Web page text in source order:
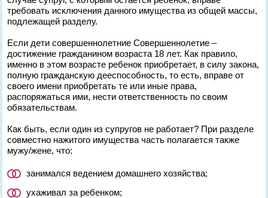
требовать исключения данного имущества из общей массы,
подлежащей разделу.
Если дети совершеннолетние Совершеннолетие –
достижение гражданином возраста 18 лет. Как правило,
именно в этом возрасте ребенок приобретает, в силу закона,
полную гражданскую дееспособность, то есть, вправе от
своего имени приобретать те или иные права,
распоряжаться ими, нести ответственность по своим
обязательствам.
Как быть, если один из супругов не работает? При разделе
совместно нажитого имущества часть полагается также
мужу/жене, что:
занимался ведением домашнего хозяйства;
ухаживал за ребенком;